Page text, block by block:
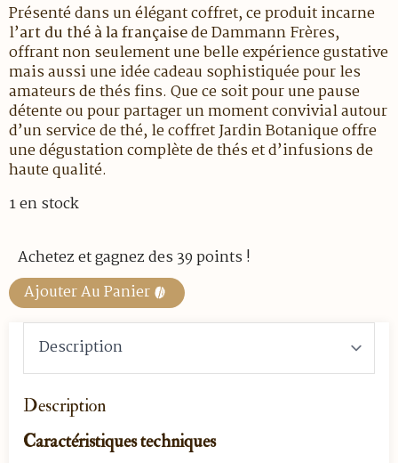
Présenté dans un élégant coffret, ce produit incarne
l’art du thé à la françaisede Dammann Frères,
offrant non seulement une belle expérience gustative
mais aussi une idée cadeau sophistiquée pour les
amateurs de thés fins. Que ce soit pour une pause
détente ou pour partager un moment convivial autour
d’un service de thé, le coffret Jardin Botanique offre
une dégustation complète de thés et d’infusions de
haute qualité.
1 en stock
Achetez et gagnez des 39 points !
Ajouter Au Panier
Description
Caractéristiques techniques